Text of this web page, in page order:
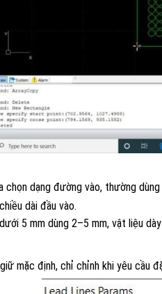
chọn dạng đường vào, thường dùng
dài đầu vào.
5 mm dùng 2–5 mm, vật liệu
mặc định, chỉ chỉnh khi yêu cầu